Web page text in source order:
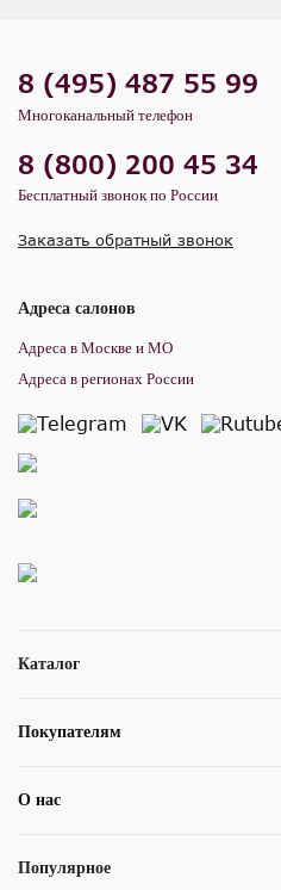
Каталог
Покупателям
О нас
Популярное
8 (495) 487 55 99
Многоканальный телефон
8 (800) 200 45 34
Бесплатный звонок по России
Заказать обратный звонок
Адреса салонов
Адреса в Москве и МО
Адреса в регионах России